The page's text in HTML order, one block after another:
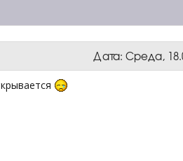
Дата: Среда,